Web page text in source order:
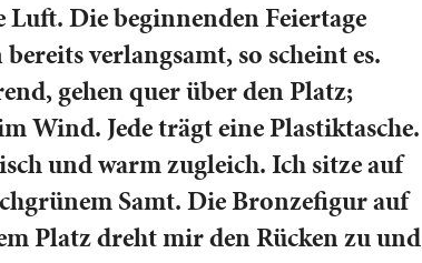
Die beginnenden Feiertage
verlangsamt, so scheint es.
gehen quer über den Platz;
Wind. Jede trägt eine Plastiktasche.
und warm zugleich. Ich sitze auf
Samt. Die Bronzefigur auf
Platz dreht mir den Rücken zu und